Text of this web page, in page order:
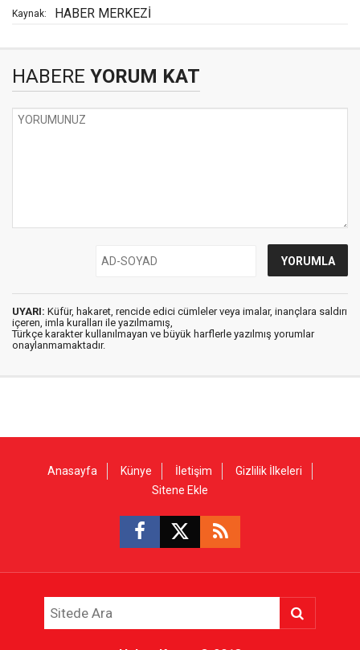
Kaynak: HABER MERKEZİ
HABERE YORUM KAT
UYARI: Küfür, hakaret, rencide edici cümleler veya imalar, inançlara saldırı
içeren, imla kuralları ile yazılmamış,
Türkçe karakter kullanılmayan ve büyük harflerle yazılmış yorumlar
onaylanmamaktadır.
Anasayfa Künye İletişim
Gizlilik İlkeleri
Sitene Ekle